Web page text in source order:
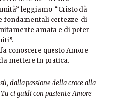
leggiamo: “Cristo dà
fondamentali certezze, di
amata e di poter
conoscere questo Amore
mettere in pratica.
dalla passione della croce alla
ci guidi con paziente Amore